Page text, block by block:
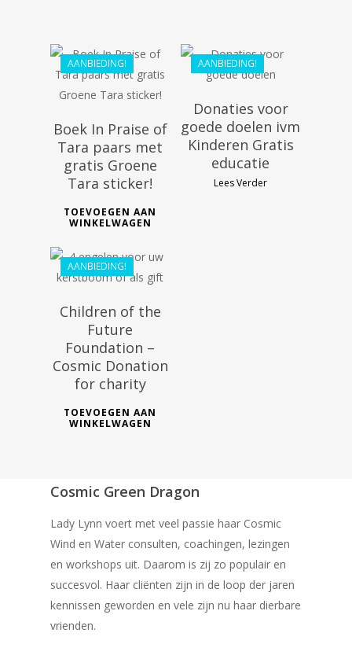
AANBIEDING!
Boek In Praise of
Tara paars met
gratis Groene
Tara sticker!
TOEVOEGEN AAN
WINKELWAGEN
AANBIEDING!
Donaties voor
goede doelen ivm
Kinderen Gratis
educatie
Lees Verder
AANBIEDING!
€20.00
€18.00
Children of the
Future
Foundation –
Cosmic Donation
for charity
TOEVOEGEN AAN
WINKELWAGEN
Cosmic Green Dragon
Lady Lynn voert met veel passie haar Cosmic
Wind en Water consulten, coachingen, lezingen
en workshops uit. Daarom is zij zo populair en
succesvol. Haar cliënten zijn in de loop der jaren
kennissen geworden en vele zijn nu haar dierbare
vrienden.